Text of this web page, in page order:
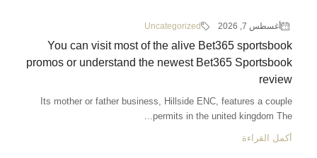
أغسطس 7, 2026 Uncategorized
You can visit most of the alive Bet365 sportsbook
promos or understand the newest Bet365 Sportsbook
review
Its mother or father business, Hillside ENC, features a couple
permits in the united kingdom The...
أكمل القراءة